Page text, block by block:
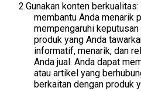
Gunakan konten
membantu Anda menarik
mempengaruhi
produk yang Anda
informatif, menarik, dan
Anda jual. Anda dapat
atau artikel yang
berkaitan dengan produk